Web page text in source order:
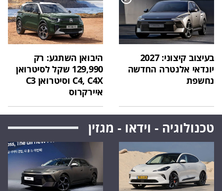
בעיצוב קיצוני: 2027
יונדאי אלנטרה החדשה
נחשפת
היבואן השתגע: רק
129,990 שקל לסיטרואן
C4, C4X וסיטרואן C3
איירקרוס
טכנולוגיה - וידאו - מגזין